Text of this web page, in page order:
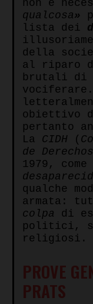
non è
qualcosa»
lista dei
della
al riparo
brutali di
vociferare.
obiettivo
pertanto
La CIDH (
de
1979,
qualche
armata:
colpa di
politici,
religiosi.
PROVE
PRATS